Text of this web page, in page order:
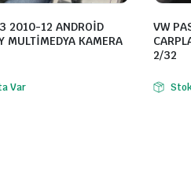
2010-12 ANDROİD
MULTİMEDYA KAMERA
Var
VW
2/32